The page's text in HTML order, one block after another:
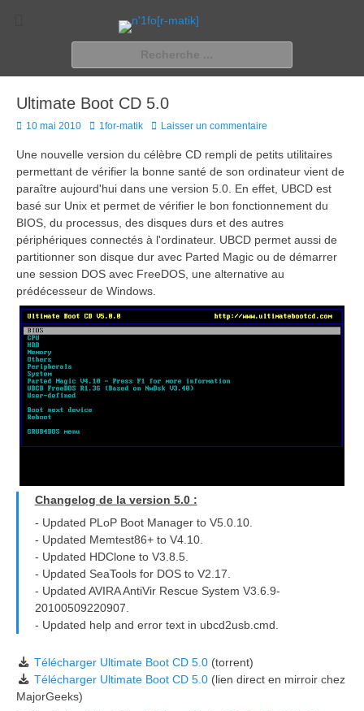
n'1fo[r-matik]
Pour les nymphos d'infos en info…
Ultimate Boot CD 5.0
Posted
10 mai 2010 Author
1for-matik Laisser un commentaire
Une nouvelle version du célèbre CD rempli de petits utilitaires
permettant de vérifier la bonne santé de son ordinateur vient de
paraître aujourd'hui dans une version 5.0. En effet, UBCD est
basé sur Unix et permet de vérifier le bon fonctionnement du
BIOS, du processus, des disques durs et des autres
périphériques connectés à l'ordinateur. UBCD permet aussi de
partitionner son disque dur avec Parted Magic ou de démarrer
une session DOS avec FreeDOS, une alternative au
prédécesseur de Windows.
Changelog de la version 5.0 :
- Updated PLoP Boot Manager to V5.0.10.
- Updated Memtest86+ to V4.10.
- Updated HDClone to V3.8.5.
- Updated SeaTools for DOS to V2.17.
- Updated AVIRA AntiVir Rescue System V3.6.9-
20100509220907.
- Updated help and error text in ubcd2usb.cmd.
Télécharger Ultimate Boot CD 5.0(torrent)
Télécharger Ultimate Boot CD 5.0(lien direct en mirroir chez
MajorGeeks)